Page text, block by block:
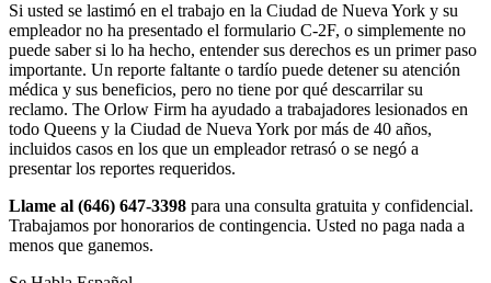
Si usted se lastimó en el trabajo en la Ciudad de Nueva York y su
empleador no ha presentado el formulario C-2F, o simplemente no
puede saber si lo ha hecho, entender sus derechos es un primer paso
importante. Un reporte faltante o tardío puede detener su atención
médica y sus beneficios, pero no tiene por qué descarrilar su
reclamo. The Orlow Firm ha ayudado a trabajadores lesionados en
todo Queens y la Ciudad de Nueva York por más de 40 años,
incluidos casos en los que un empleador retrasó o se negó a
presentar los reportes requeridos.
Llame al (646) 647-3398 para una consulta gratuita y confidencial.
Trabajamos por honorarios de contingencia. Usted no paga nada a
menos que ganemos.